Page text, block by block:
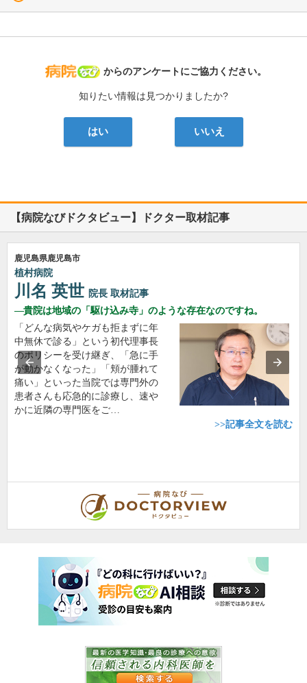
病院なび
からのアンケートにご協力ください。
知りたい情報は見つかりましたか?
はい いいえ
【病院なびドクタビュー】ドクター取材記事
鹿児島県鹿児島市
植村病院
川名 英世 院長 取材記事
貴院は地域の「駆け込み寺」のような存在なのですね。
「どんな病気やケガも拒まずに年
中無休で診る」という初代理事長
のポリシーを受け継ぎ、「急に手
が動かなくなった」「頬が腫れて
痛い」といった当院では専門外の
患者さんも応急的に診療し、速や
かに近隣の専門医をご…
>>記事全文を読む